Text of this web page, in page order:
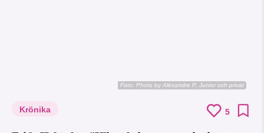
Foto: Photo by Alexandre P. Junior och privat
Krönika 5